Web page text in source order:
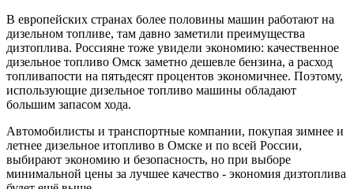
В европейских странах более половины машин работают на
дизельном топливе, там давно заметили преимущества
дизтоплива. Россияне тоже увидели экономию: качественное
дизельное топливо Омск заметно дешевле бензина, а расход
топливапости на пятьдесят процентов экономичнее. Поэтому,
использующие дизельное топливо машины обладают
большим запасом хода.
Автомобилисты и транспортные компании, покупая зимнее и
летнее дизельное итопливо в Омске и по всей России,
выбирают экономию и безопасность, но при выборе
минимальной цены за лучшее качество - экономия дизтоплива